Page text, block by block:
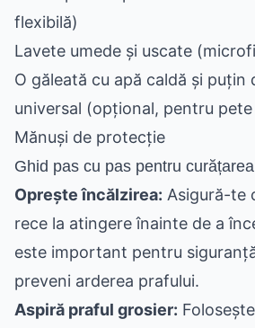
flexibilă)
Lavete umede și uscate
O găleată cu apă caldă și puțin
universal (opțional, pentru
Mănuși de protecție
Ghid pas cu pas pentru
Oprește încălzirea: Asigură-te
rece la atingere înainte de a
este important pentru
preveni arderea prafului.
Aspiră praful grosier: